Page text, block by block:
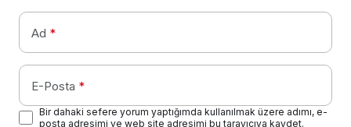
Ad *
E-Posta *
Bir dahaki sefere yorum yaptığımda kullanılmak üzere adımı, e-
posta adresimi ve web site adresimi bu tarayıcıya kaydet.